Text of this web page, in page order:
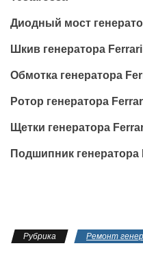
Диодный мост
Шкив генератора
Обмотка генератора
Ротор генератора
Щетки генератора
Подшипник генератора
Рубрика Ремонт